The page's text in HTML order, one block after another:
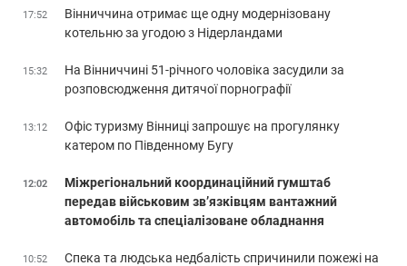
17:52
Вінниччина отримає ще одну модернізовану
котельню за угодою з Нідерландами
15:32
На Вінниччині 51-річного чоловіка засудили за
розповсюдження дитячої порнографії
13:12
Офіс туризму Вінниці запрошує на прогулянку
катером по Південному Бугу
12:02
Міжрегіональний координаційний гумштаб
передав військовим зв’язківцям вантажний
автомобіль та спеціалізоване обладнання
10:52
Спека та людська недбалість спричинили пожежі на